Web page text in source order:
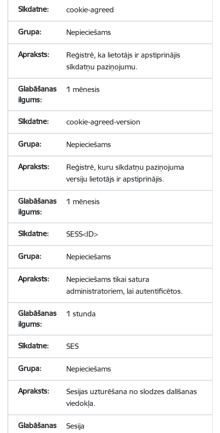
cookie-agreed
Nepieciešams
Reģistrē, ka lietotājs ir apstiprinājis
sīkdatņu paziņojumu.
1 mēnesis
cookie-agreed-version
Nepieciešams
Reģistrē, kuru sīkdatņu paziņojuma
versiju lietotājs ir apstiprinājis.
1 mēnesis
SESS<ID>
Nepieciešams
Nepieciešams tikai satura
administratoriem, lai autentificētos.
1 stunda
SES
Nepieciešams
Sesijas uzturēšana no slodzes dalīšanas
viedokļa.
Sesija